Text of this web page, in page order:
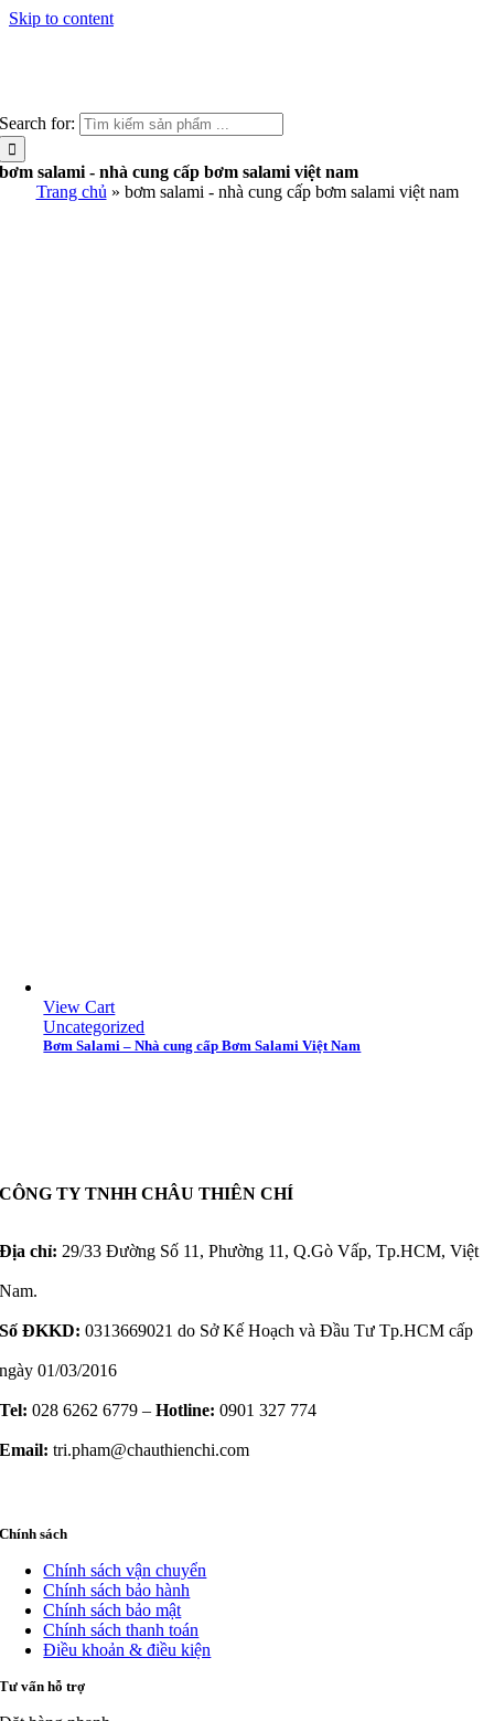
Skip to content
Search for:
bơm salami - nhà cung cấp bơm salami việt nam
Trang chủ » bơm salami - nhà cung cấp bơm salami việt nam
View Cart
Uncategorized
Bơm Salami – Nhà cung cấp Bơm Salami Việt Nam
CÔNG TY TNHH CHÂU THIÊN CHÍ
Địa chỉ: 29/33 Đường Số 11, Phường 11, Q.Gò Vấp, Tp.HCM, Việt
Nam.
Số ĐKKD: 0313669021 do Sở Kế Hoạch và Đầu Tư Tp.HCM cấp
ngày 01/03/2016
Tel: 028 6262 6779 –Hotline: 0901 327 774
Email: tri.pham@chauthienchi.com
Chính sách
Chính sách vận chuyển
Chính sách bảo hành
Chính sách bảo mật
Chính sách thanh toán
Điều khoản & điều kiện
Tư vấn hỗ trợ